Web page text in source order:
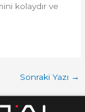
kolaydır ve
Sonraki Yazı →